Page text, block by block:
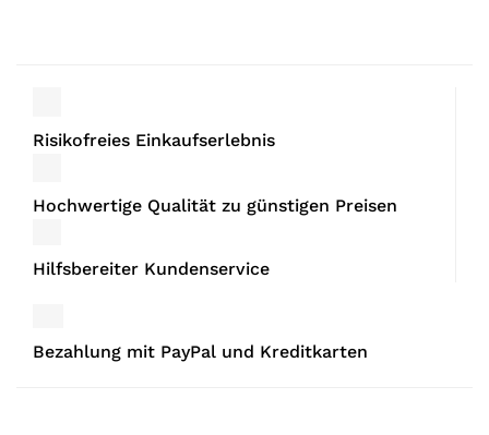
Risikofreies Einkaufserlebnis
Hochwertige Qualität zu günstigen Preisen
Hilfsbereiter Kundenservice
Bezahlung mit PayPal und Kreditkarten